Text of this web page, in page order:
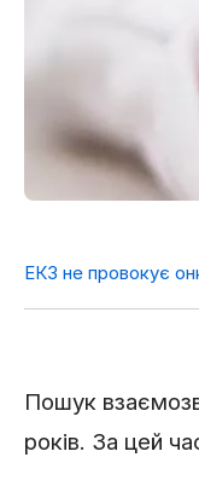
ЕКЗ не провокує
Пошук
років. За цей